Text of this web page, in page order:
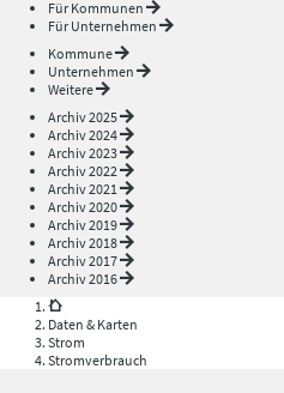
Für Kommunen
Für Unternehmen
Kommune
Unternehmen
Weitere
Archiv 2025
Archiv 2024
Archiv 2023
Archiv 2022
Archiv 2021
Archiv 2020
Archiv 2019
Archiv 2018
Archiv 2017
Archiv 2016
Daten & Karten
Strom
Stromverbrauch